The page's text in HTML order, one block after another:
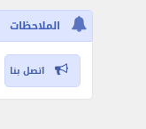
الملاحظات
اتصل بنا